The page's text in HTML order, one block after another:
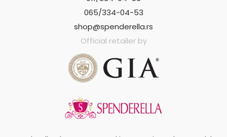
065/334-04-53
shop@spenderella.rs
Official retailer by